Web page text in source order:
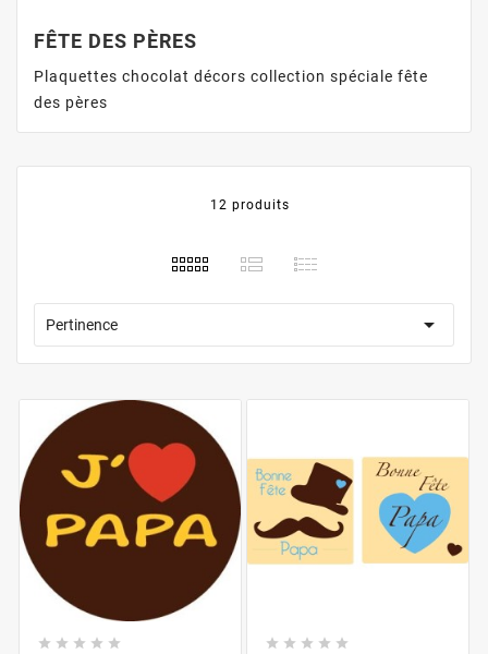
FÊTE DES PÈRES
Plaquettes chocolat décors collection spéciale fête
des pères
12 produits
Pertinence 
         